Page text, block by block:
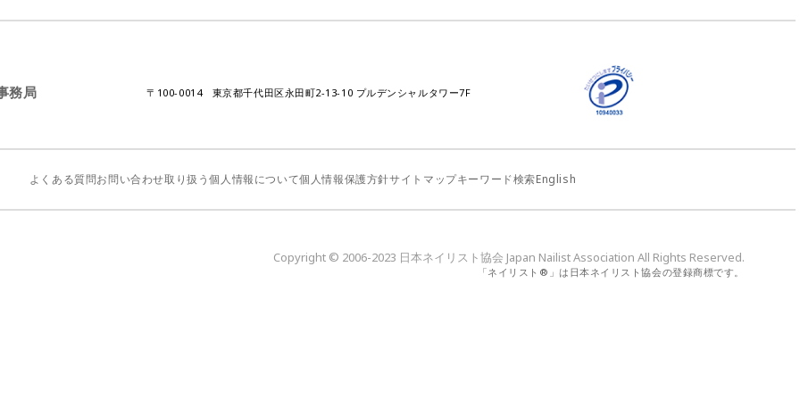
務局 〒100-0014 東京都千代田区永田町2-13-10 プルデンシャルタワー7F
よくある質問お問い合わせ取り扱う個人情報について個人情報保護方針サイトマップキーワード検索English
Copyright © 2006-2023 日本ネイリスト協会 Japan Nailist Association All Rights Reserved.
「ネイリスト®」は日本ネイリスト協会の登録商標です。